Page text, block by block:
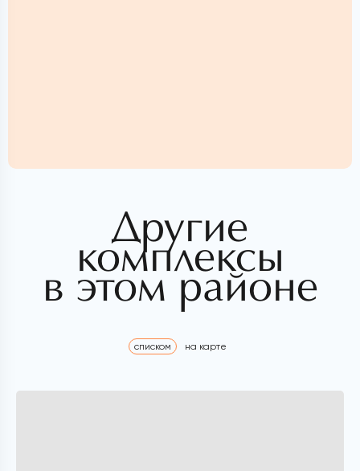
Другие
комплексы
в этом районе
списком на карте